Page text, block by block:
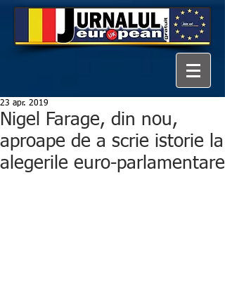
Nigel Farage, din nou,
aproape de a scrie istorie la
alegerile euro-parlamentare
23 apr. 2019